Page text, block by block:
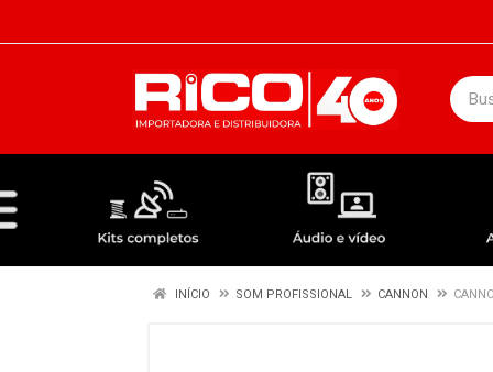
INÍCIO SOM PROFISSIONAL CANNON